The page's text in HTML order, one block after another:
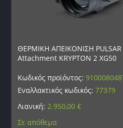
ΘΕΡΜΙΚΗ ΑΠΕΙΚΟΝΙΣΗ
Attachment KRYPTON 2 XG50
Κωδικός προϊόντος:
Εναλλακτικός κωδικός:77379
Λιανική:2.950,00€
Σε απόθεμα